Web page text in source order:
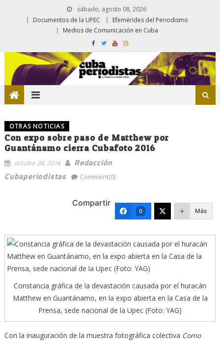
sábado, agosto 08, 2026
Documentos de la UPEC
Efemérides del Periodismo
Medios de Comunicación en Cuba
OTRAS NOTICIAS
Con expo sobre paso de Matthew por
Guantánamo cierra Cubafoto 2016
octubre 28, 2016
Redacción
Cubaperiodistas
Comment(0)
Compartir
0 Más
Constancia gráfica de la devastación causada por el huracán
Matthew en Guantánamo, en la expo abierta en la Casa de la
Prensa, sede nacional de la Upec (Foto: YAG)
Con la inauguración de la muestra fotográfica colectiva Como